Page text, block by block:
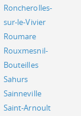
Roncherolles-
sur-le-Vivier
Roumare
Rouxmesnil-
Bouteilles
Sahurs
Sainneville
Saint-Arnoult